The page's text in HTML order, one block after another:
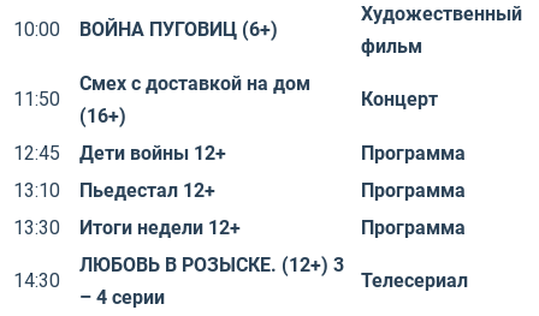
10:00 ВОЙНА ПУГОВИЦ (6+)
Художественный
фильм
11:50
Смех с доставкой на дом
(16+)
Концерт
12:45 Дети войны 12+
Программа
13:10
Пьедестал 12+
Программа
13:30
Итоги недели 12+ Программа
14:30
ЛЮБОВЬ В РОЗЫСКЕ. (12+) 3
– 4 серии
Телесериал